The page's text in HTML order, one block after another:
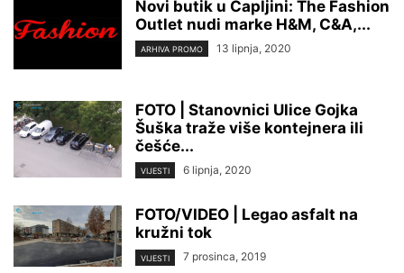
Novi butik u Čapljini: The Fashion
Outlet nudi marke H&M, C&A,...
ARHIVA PROMO 13 lipnja, 2020
FOTO | Stanovnici Ulice Gojka
Šuška traže više kontejnera ili
češće...
VIJESTI 6 lipnja, 2020
FOTO/VIDEO | Legao asfalt na
kružni tok
VIJESTI 7 prosinca, 2019